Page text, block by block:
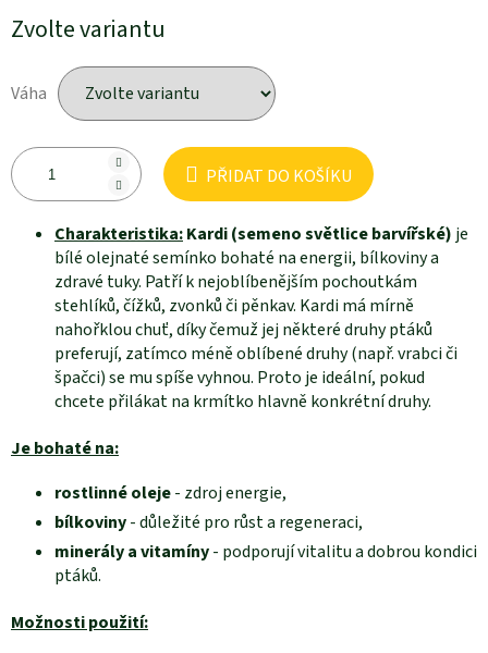
Měrná
cena:
Zvolte variantu
Váha
PŘIDAT DO KOŠÍKU
Charakteristika:Kardi (semeno světlice barvířské) je
bílé olejnaté semínko bohaté na energii, bílkoviny a
zdravé tuky. Patří k nejoblíbenějším pochoutkám
stehlíků, čížků, zvonků či pěnkav. Kardi má mírně
nahořklou chuť, díky čemuž jej některé druhy ptáků
preferují, zatímco méně oblíbené druhy (např. vrabci či
špačci) se mu spíše vyhnou. Proto je ideální, pokud
chcete přilákat na krmítko hlavně konkrétní druhy.
Je bohaté na:
rostlinné oleje- zdroj energie,
bílkoviny- důležité pro růst a regeneraci,
minerály a vitamíny- podporují vitalitu a dobrou kondici
ptáků.
Možnosti použití: